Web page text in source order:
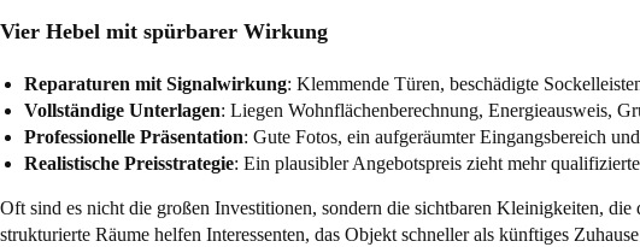
Vier Hebel mit spürbarer Wirkung
Reparaturen mit Signalwirkung: Klemmende Türen, beschädigte
Vollständige Unterlagen: Liegen Wohnflächenberechnung, Energieausweis,
Professionelle Präsentation: Gute Fotos, ein aufgeräumter Eingangsbereich
Realistische Preisstrategie: Ein plausibler Angebotspreis zieht mehr
Oft sind es nicht die großen Investitionen, sondern die sichtbaren Kleinigkeiten,
strukturierte Räume helfen Interessenten, das Objekt schneller als künftiges